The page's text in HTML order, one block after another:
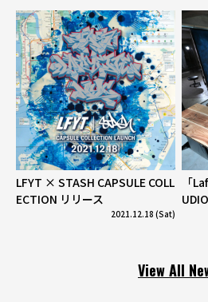
LFYT × STASH CAPSULE COLL
ECTION リリース
2021.12.18 (Sat)
「
View All